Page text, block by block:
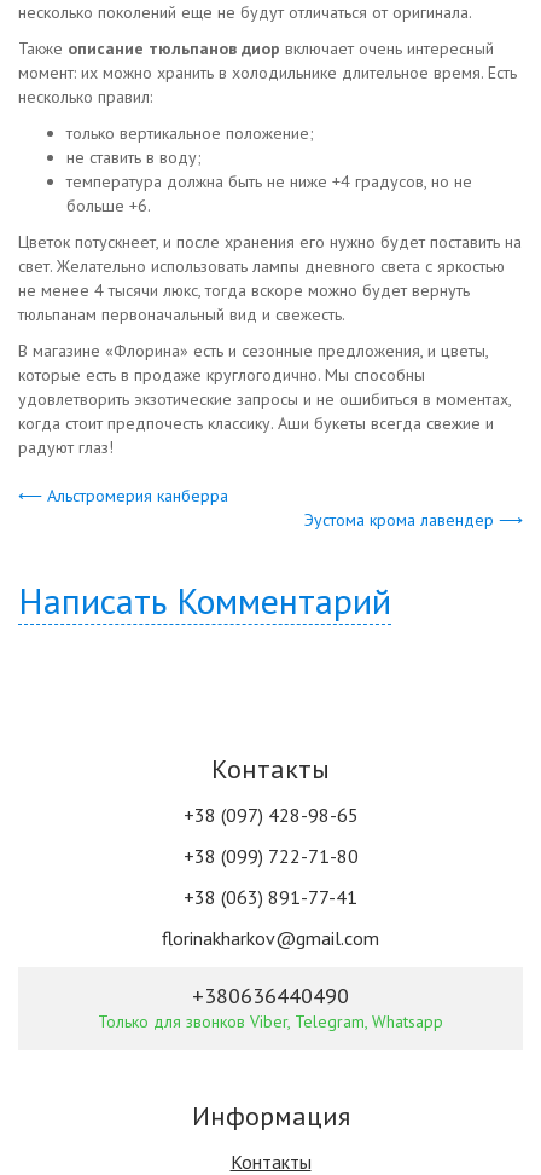
несколько поколений еще не будут отличаться от оригинала.
Также описание тюльпанов диор включает очень интересный
момент: их можно хранить в холодильнике длительное время. Есть
несколько правил:
только вертикальное положение;
не ставить в воду;
температура должна быть не ниже +4 градусов, но не
больше +6.
Цветок потускнеет, и после хранения его нужно будет поставить на
свет. Желательно использовать лампы дневного света с яркостью
не менее 4 тысячи люкс, тогда вскоре можно будет вернуть
тюльпанам первоначальный вид и свежесть.
В магазине «Флорина» есть и сезонные предложения, и цветы,
которые есть в продаже круглогодично. Мы способны
удовлетворить экзотические запросы и не ошибиться в моментах,
когда стоит предпочесть классику. Аши букеты всегда свежие и
радуют глаз!
⟵ Альстромерия канберра
Эустома крома лавендер ⟶
Написать Комментарий
Контакты
+38 (097) 428-98-65
+38 (099) 722-71-80
+38 (063) 891-77-41
florinakharkov@gmail.com
+380636440490
Только для звонков Viber, Telegram, Whatsapp
Информация
Контакты